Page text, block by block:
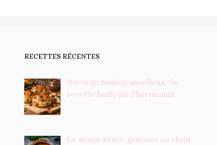
RECETTES RÉCENTES
Doowap maison moelleux : la
recette facile au Thermomix
La soupe brûle-graisses au chou